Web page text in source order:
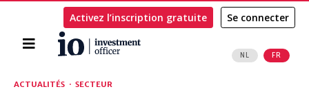
Accueil
NL FR
Activez l’inscription gratuite Se connecter
Rechercher
ACTUALITÉS · SECTEUR